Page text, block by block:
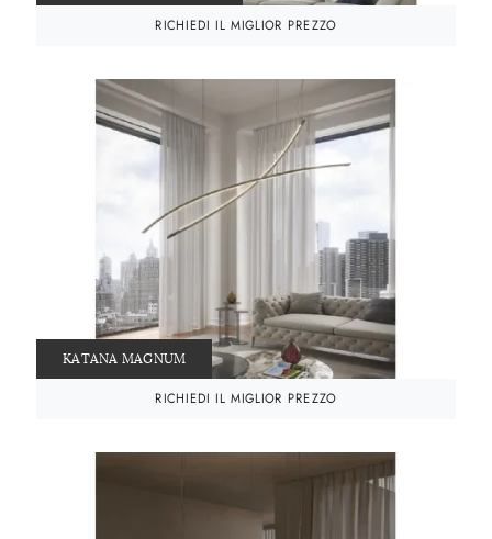
RICHIEDI IL MIGLIOR PREZZO
KATANA MAGNUM
RICHIEDI IL MIGLIOR PREZZO